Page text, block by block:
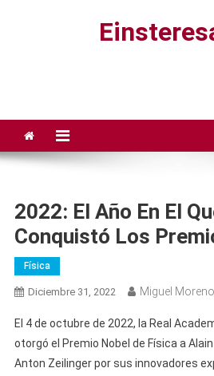
2022: El Año En El
Conquistó Los
Física
Diciembre 31, 2022 Miguel Moreno
El 4 de octubre de 2022, la Real
otorgó el Premio Nobel de Física a
Anton Zeilinger por sus innovadores